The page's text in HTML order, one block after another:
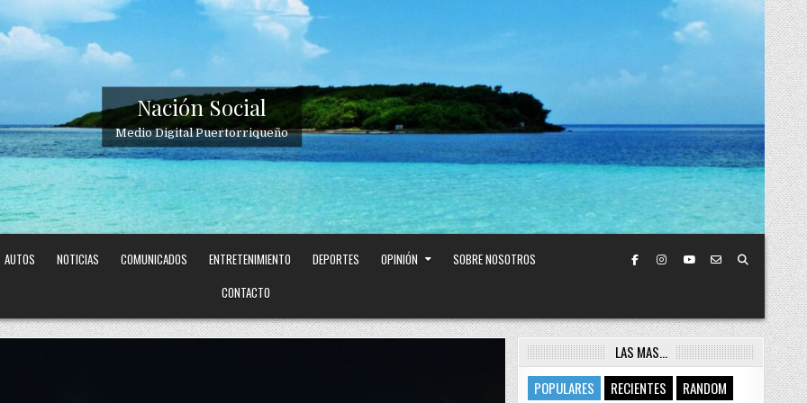
Nación Social
Medio Digital Puertorriqueño
AUTOS NOTICIAS COMUNICADOS ENTRETENIMIENTO DEPORTES OPINIÓN
SOBRE NOSOTROS
CONTACTO
LAS MAS…
POPULARES
RECIENTES RANDOM